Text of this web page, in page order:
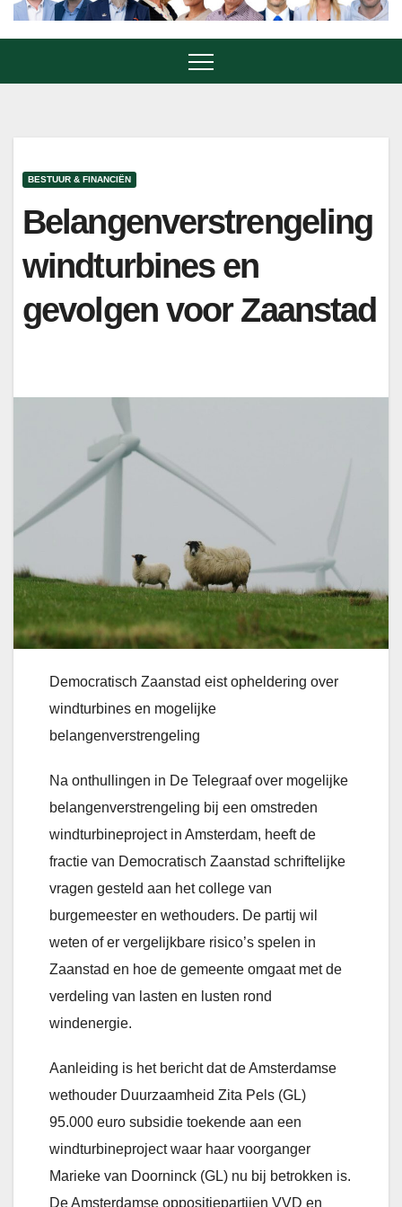
BESTUUR & FINANCIËN
Belangenverstrengeling
windturbines en
gevolgen voor Zaanstad
Democratisch Zaanstad eist opheldering over
windturbines en mogelijke
belangenverstrengeling
Na onthullingen in De Telegraaf over mogelijke
belangenverstrengeling bij een omstreden
windturbineproject in Amsterdam, heeft de
fractie van Democratisch Zaanstad schriftelijke
vragen gesteld aan het college van
burgemeester en wethouders. De partij wil
weten of er vergelijkbare risico’s spelen in
Zaanstad en hoe de gemeente omgaat met de
verdeling van lasten en lusten rond
windenergie.
Aanleiding is het bericht dat de Amsterdamse
wethouder Duurzaamheid Zita Pels (GL)
95.000 euro subsidie toekende aan een
windturbineproject waar haar voorganger
Marieke van Doorninck (GL) nu bij betrokken is.
De Amsterdamse oppositiepartijen VVD en